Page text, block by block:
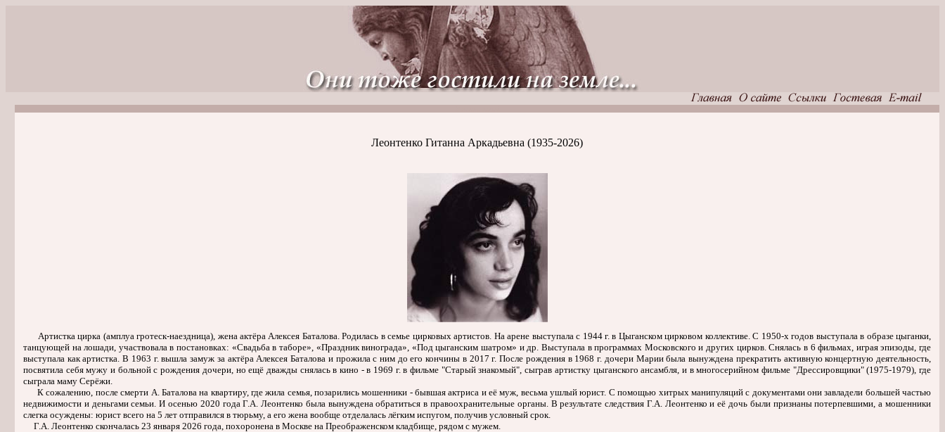
Леонтенко Гитанна Аркадьевна (1935-2026)
Артистка цирка (амплуа гротеск-наездница), жена актёра Алексея Баталова. Родилась в семье цирковых артистов. На арене выступала с 1944 г. в Цыганском цирковом коллективе. С 1950-х годов выступала в образе цыганки,
танцующей на лошади, участвовала в постановках: «Свадьба в таборе», «Праздник винограда», «Под цыганским шатром» и др. Выступала в программах Московского и других цирков. Снялась в 6 фильмах, играя эпизоды, где
выступала как артистка. В 1963 г. вышла замуж за актёра Алексея Баталова и прожила с ним до его кончины в 2017 г. После рождения в 1968 г. дочери Марии была вынуждена прекратить активную концертную деятельность,
посвятила себя мужу и больной с рождения дочери, но ещё дважды снялась в кино - в 1969 г. в фильме "Старый знакомый", сыграв артистку цыганского ансамбля, и в многосерийном фильме "Дрессировщики" (1975-1979), где
сыграла маму Серёжи.
К сожалению, после смерти А. Баталова на квартиру, где жила семья, позарились мошенники - бывшая актриса и её муж, весьма ушлый юрист. С помощью хитрых манипуляций с документами они завладели большей частью
недвижимости и деньгами семьи. И осенью 2020 года Г.А. Леонтенко была вынуждена обратиться в правоохранительные органы. В результате следствия Г.А. Леонтенко и её дочь были признаны потерпевшими, а мошенники
слегка осуждены: юрист всего на 5 лет отправился в тюрьму, а его жена вообще отделалась лёгким испугом, получив условный срок.
Г.А. Леонтенко скончалась 23 января 2026 года, похоронена в Москве на Преображенском кладбище, рядом с мужем.